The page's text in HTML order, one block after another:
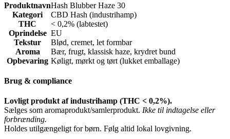
ProduktnavnHash Blubber Haze 30
Kategori
CBD Hash (industrihamp)
THC
< 0,2% (labtestet)
Oprindelse EU
Tekstur
Blød, cremet, let formbar
Aroma
Bær, frugt, klassisk haze, krydret bund
Opbevaring Køligt, mørkt og tørt (lukket emballage)
Brug & compliance
Lovligt produkt af industrihamp (THC < 0,2%).
Sælges som aromaprodukt/samlerprodukt. Ikke til indtagelse eller
forbrænding.
Holdes utilgængeligt for børn. Følg altid lokal lovgivning.